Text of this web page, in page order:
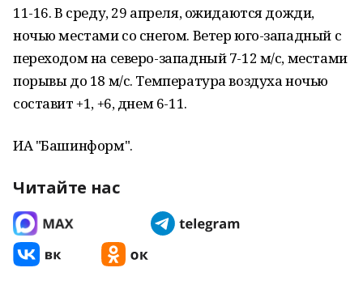
11-16. В среду, 29 апреля, ожидаются дожди,
ночью местами со снегом. Ветер юго-западный с
переходом на северо-западный 7-12 м/с, местами
порывы до 18 м/с. Температура воздуха ночью
составит +1, +6, днем 6-11.
ИА "Башинформ".
Читайте нас